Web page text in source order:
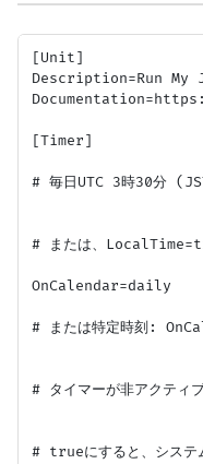
[Unit]
Description=Run My
[Timer]
# 毎日UTC 3時30分
# または、
OnCalendar=daily
# または特定時刻:
# タイマーが非アクティ
# trueにすると、システ